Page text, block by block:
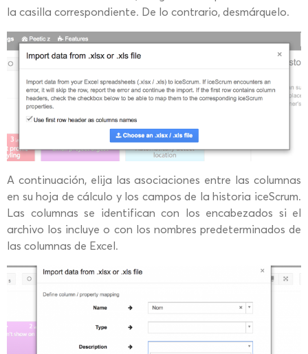
la casilla correspondiente. De lo contrario, desmárquelo.
A continuación, elija las asociaciones entre las columnas
en su hoja de cálculo y los campos de la historia iceScrum.
Las columnas se identifican con los encabezados si el
archivo los incluye o con los nombres predeterminados de
las columnas de Excel.